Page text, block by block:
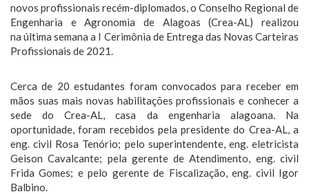
novos profissionais recém-diplomados, o Conselho Regional de
Engenharia e Agronomia de Alagoas (Crea-AL) realizou
na última semana a I Cerimônia de Entrega das Novas Carteiras
Profissionais de 2021.
Cerca de 20 estudantes foram convocados para receber em
mãos suas mais novas habilitações profissionais e conhecer a
sede do Crea-AL, casa da engenharia alagoana. Na
oportunidade, foram recebidos pela presidente do Crea-AL, a
eng. civil Rosa Tenório; pelo superintendente, eng. eletricista
Geison Cavalcante; pela gerente de Atendimento, eng. civil
Frida Gomes; e pelo gerente de Fiscalização, eng. civil Igor
Balbino.